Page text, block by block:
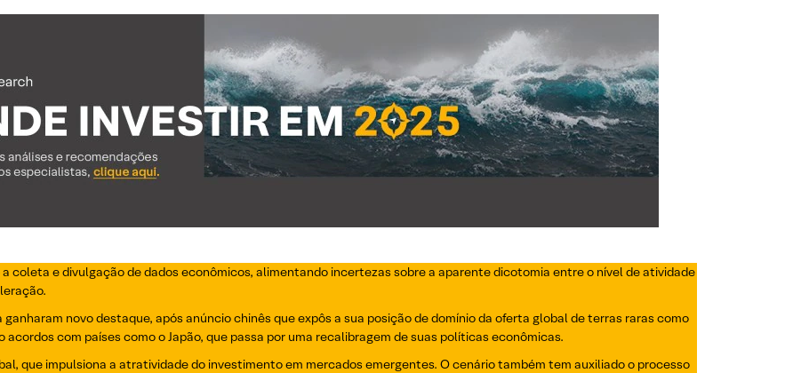
coleta e divulgação de dados econômicos, alimentando incertezas sobre a aparente dicotomia entre o nível de atividade
novo destaque, após anúncio chinês que expôs a sua posição de domínio da oferta global de terras raras como
acordos com países como o Japão, que passa por uma recalibragem de suas políticas econômicas.
que impulsiona a atratividade do investimento em mercados emergentes. O cenário também tem auxiliado o processo